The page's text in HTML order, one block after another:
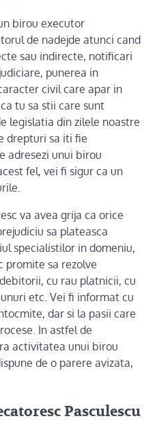
birou executor
de nadejde atunci cand
sau indirecte, notificari
punerea in
civil care apar in
tu sa stii care sunt
legislatia din zilele noastre
drepturi sa iti fie
adresezi unui birou
fel, vei fi sigur ca un
va avea grija ca orice
sa plateasca
specialistilor in domeniu,
promite sa rezolve
cu rau platnicii, cu
etc. Vei fi informat cu
dar si la pasii care
In astfel de
activitatea unui birou
de o parere avizata,
Pasculescu